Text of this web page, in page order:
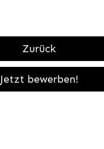
Zurück
Jetzt bewerben!